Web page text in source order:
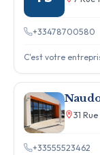
+33478700580
C'est votre
31
+33555523462